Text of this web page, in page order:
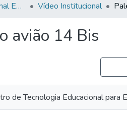
Repositório Institucional EESC Vídeo Institucional
avião 14 Bis
de Tecnologia Educacional para